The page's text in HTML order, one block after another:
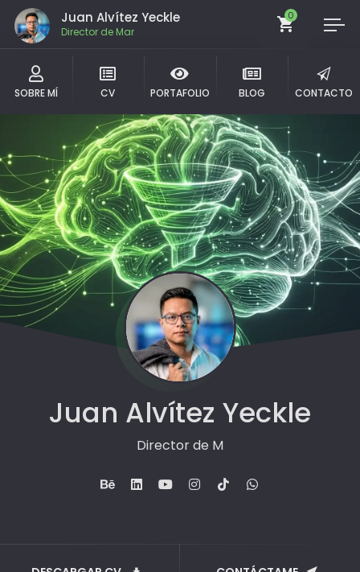
Juan Alvítez Yeckle
Comu
0
SOBRE MÍ CV PORTAFOLIO BLOG CONTACTO
Juan Alvítez Yeckle
Comun